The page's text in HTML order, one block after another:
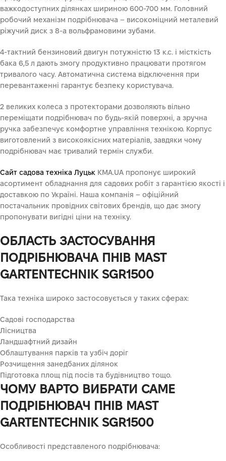
важкодоступних ділянках шириною 600-700 мм. Головний
робочий механізм подрібнювача – високоміцний металевий
ріжучий диск з 8-а вольфрамовими зубами.
4-тактний бензиновий двигун потужністю 13 к.с. і місткість
бака 6,5 л дають змогу продуктивно працювати протягом
тривалого часу. Автоматична система відключення при
перевантаженні гарантує безпеку користувача.
2 великих колеса з протекторами дозволяють вільно
переміщати подрібнювач по будь-якій поверхні, а зручна
ручка забезпечує комфортне управління технікою. Корпус
виготовлений з високоякісних матеріалів, завдяки чому
подрібнювач має тривалий термін служби.
Сайт садова техніка Луцьк KMA.UA пропонує широкий
асортимент обладнання для садових робіт з гарантією якості і
доставкою по Україні. Наша компанія – офіційний
постачальник провідних світових брендів, що дає змогу
пропонувати вигідні ціни на техніку.
ОБЛАСТЬ ЗАСТОСУВАННЯ
ПОДРІБНЮВАЧА ПНІВ MAST
GARTENTECHNIK SGR1500
Така техніка широко застосовується у таких сферах:
Садові господарства
Лісництва
Ландшафтний дизайн
Облаштування парків та узбіч доріг
Розчищення занедбаних ділянок
Підготовка площ під посів та будівництво тощо.
ЧОМУ ВАРТО ВИБРАТИ САМЕ
ПОДРІБНЮВАЧ ПНІВ MAST
GARTENTECHNIK SGR1500
Особливості представленого подрібнювача: